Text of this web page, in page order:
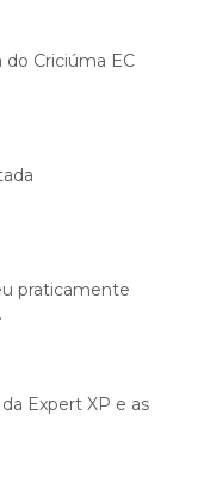
do Criciúma EC
praticamente
Expert XP e as